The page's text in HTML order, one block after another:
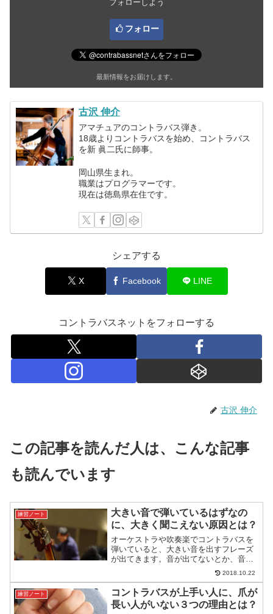
フォローしよう
フォロー
最新情報をお届けします。
古沢 伸介
アマチュアのコントラバス弾き。
18歳よりコントラバスを始め、コントラバス
を新 眞二氏に師事。
岡山県生まれ。
職業はプログラマーです。
現在は徳島県在住です。
シェアする
X Facebook LINE
コントラバスネットをフォローする
古沢 伸介
この記事を読んだ人は、こんな記事
も読んでいます
練習ノート
大きい音で弾いているはずなの
に、大きく聞こえない原因とは？
オーケストラや吹奏楽でコントラバスを
弾いていると、大きい音を出すフレーズ
が出てきます。音が出てないとか、音が
濁っているとか言われることがありませ
んか？この記事では、大きい音で弾いて
いるはずなのに、大きく聞こえない原因
についてご紹介します。
2018.10.22
練習ノート
コントラバスが上手い人に、爪が
長い人がいない３つの理由とは？